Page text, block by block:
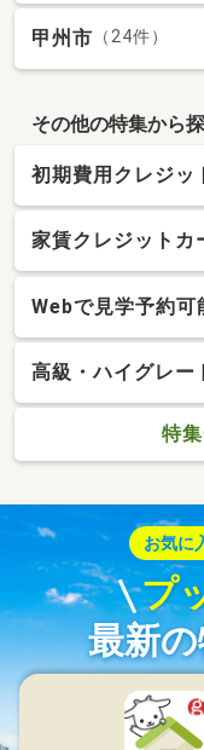
甲州市 （24件）
その他の特集から
初期費用クレジッ
家賃クレジットカ
Webで見学予約可
高級・ハイグレー
特
お気に
プ
最新